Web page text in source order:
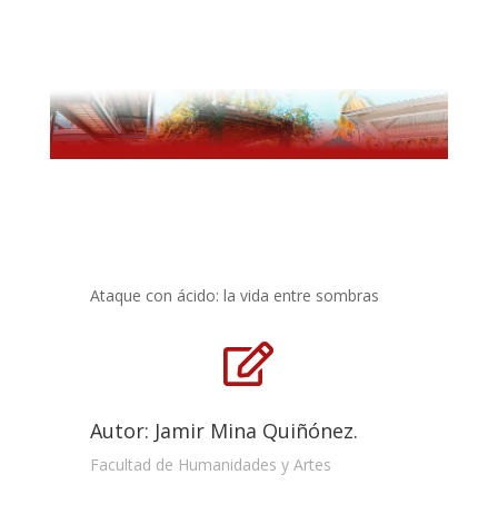
Ataque con ácido: la vida entre sombras
Sin categoría
Ataque con ácido: la vida entre sombras

Autor: Jamir Mina Quiñónez.
Facultad de Humanidades y Artes